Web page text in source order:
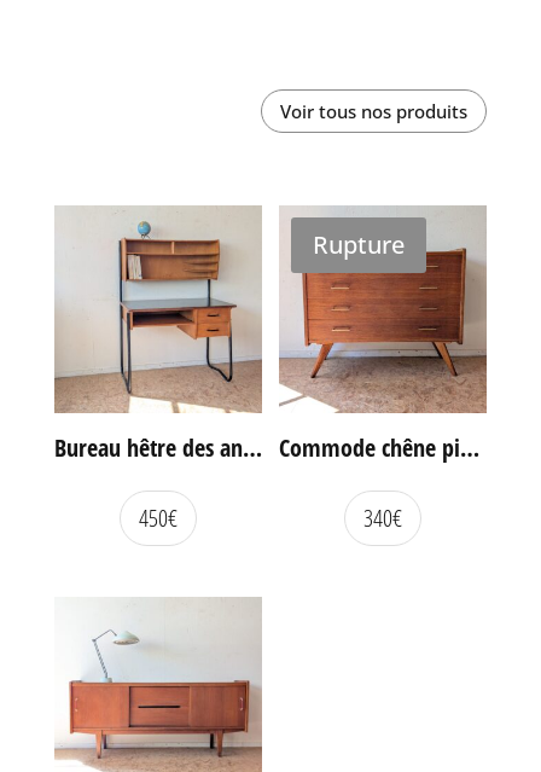
Voir tous nos produits
Bureau hêtre des années 60
450€
Rupture
Commode chêne pieds compas vintage
340€